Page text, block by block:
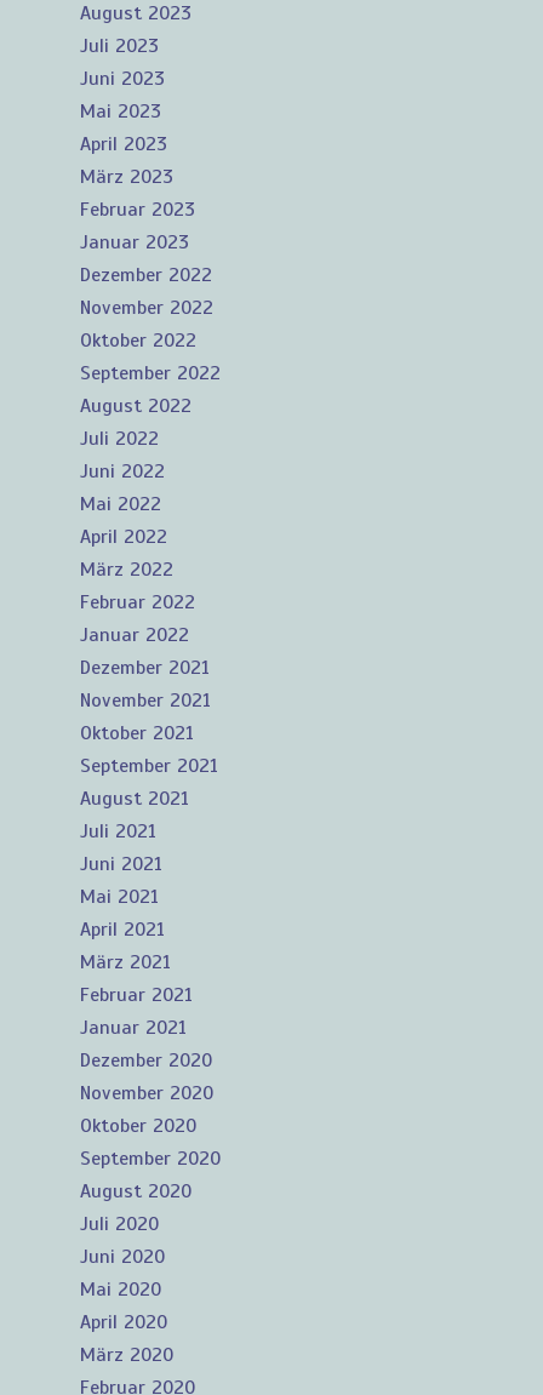
August 2023
Juli 2023
Juni 2023
Mai 2023
April 2023
März 2023
Februar 2023
Januar 2023
Dezember 2022
November 2022
Oktober 2022
September 2022
August 2022
Juli 2022
Juni 2022
Mai 2022
April 2022
März 2022
Februar 2022
Januar 2022
Dezember 2021
November 2021
Oktober 2021
September 2021
August 2021
Juli 2021
Juni 2021
Mai 2021
April 2021
März 2021
Februar 2021
Januar 2021
Dezember 2020
November 2020
Oktober 2020
September 2020
August 2020
Juli 2020
Juni 2020
Mai 2020
April 2020
März 2020
Februar 2020